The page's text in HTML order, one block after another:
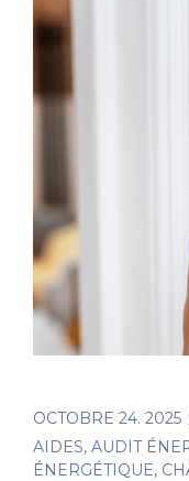
OCTOBRE 24. 2025
AIDES, AUDIT
ÉNERGÉTIQUE,